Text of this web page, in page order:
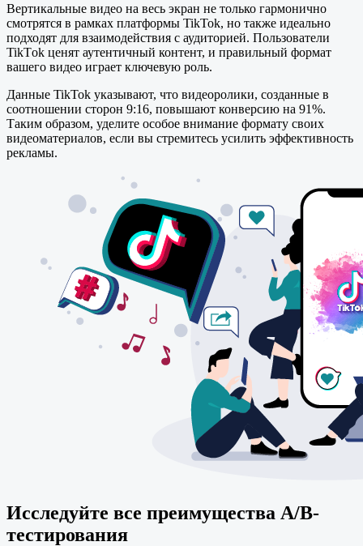
Вертикальные видео на весь экран не только гармонично
смотрятся в рамках платформы TikTok, но также идеально
подходят для взаимодействия с аудиторией. Пользователи
TikTоk ценят аутентичный контент, и правильный формат
вашего видео играет ключевую роль.
Данные TikTok указывают, что видеоролики, созданные в
соотношении сторон 9:16, повышают конверсию на 91%.
Таким образом, уделите особое внимание формату своих
видеоматериалов, если вы стремитесь усилить эффективность
рекламы.
Исследуйте все преимущества A/B-
тестирования